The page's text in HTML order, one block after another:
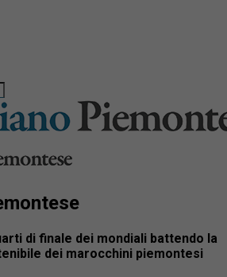
di finale dei mondiali battendo la
dei marocchini piemontesi